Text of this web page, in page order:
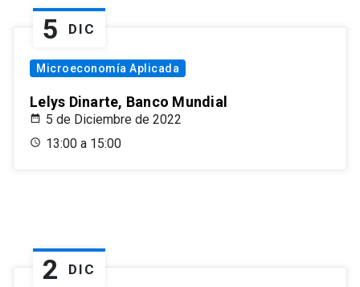
5 DIC
Microeconomía Aplicada
Lelys Dinarte, Banco Mundial
5 de Diciembre de 2022
13:00 a 15:00
2 DIC